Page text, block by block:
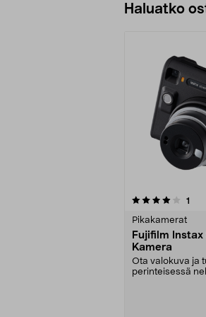
Haluatko
1
Pikakamerat
Fujifilm
Kamera
Ota valokuva ja
perinteisessä